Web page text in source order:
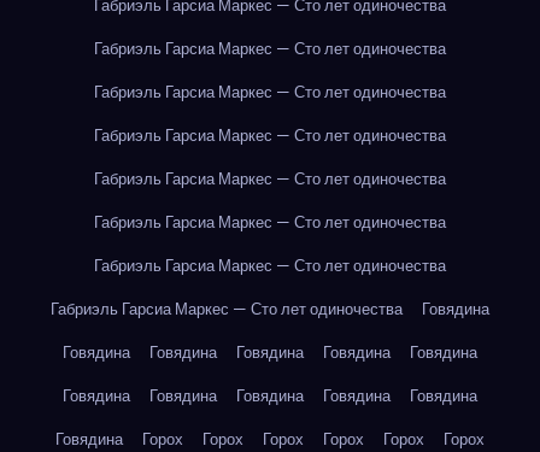
Габриэль Гарсиа Маркес — Сто лет одиночества
Габриэль Гарсиа Маркес — Сто лет одиночества
Габриэль Гарсиа Маркес — Сто лет одиночества
Габриэль Гарсиа Маркес — Сто лет одиночества
Габриэль Гарсиа Маркес — Сто лет одиночества
Габриэль Гарсиа Маркес — Сто лет одиночества
Габриэль Гарсиа Маркес — Сто лет одиночества
Габриэль Гарсиа Маркес — Сто лет одиночества
Говядина
Говядина
Говядина Говядина Говядина
Говядина
Говядина
Говядина Говядина Говядина
Говядина
Говядина
Горох Горох Горох Горох Горох
Горох